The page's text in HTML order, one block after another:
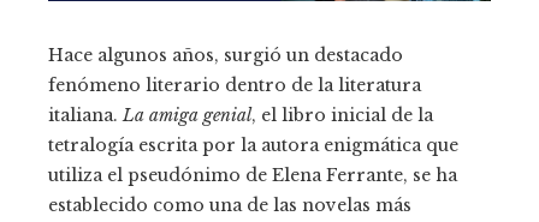
Hace algunos años, surgió un destacado
fenómeno literario dentro de la literatura
italiana. La amiga genial, el libro inicial de la
tetralogía escrita por la autora enigmática que
utiliza el pseudónimo de Elena Ferrante, se ha
establecido como una de las novelas más